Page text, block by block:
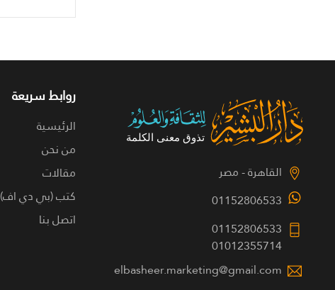
القاهرة - مصر
01152806533
01152806533
01012355714
elbasheer.marketing@gmail.com
روابط سريعة
الرئيسية
من نحن
مقالات
كتب (بي دي اف)
اتصل بنا